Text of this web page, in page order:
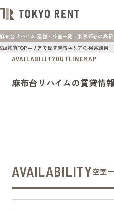
麻布台リハイム 建物・空室一覧 | 東京都心の高
級賃貸TOPエリアで探す麻布エリアの検索結果
AVAILABILITYOUTLINEMAP
麻布台リハイムの賃貸情報
AVAILABILITY空室